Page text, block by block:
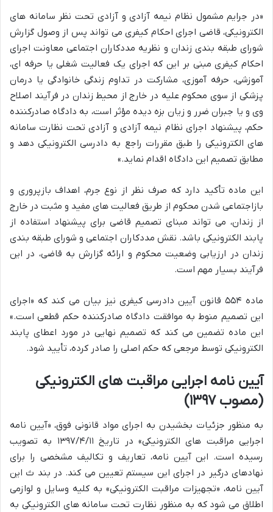
«در جرایم مشمول نظام نیمه آزادی و آزادی تحت نظر سامانه های
الکترونیکی، قاضی اجرای احکام کیفری می تواند پس از وصول گزارش
شورای طبقه بندی زندان و نظریه مددکاران اجتماعی معاونت اجرای
احکام کیفری مبنی بر این که اجرای یک فعالیت شغلی یا حرفه ای،
آموزشی، حرفه آموزی، مشارکت در تداوم زندگی خانوادگی یا درمان
پزشکی از سوی محکوم علیه در خارج از محیط زندان در فرآیند اصلاح
وی و یا جبران ضرر و زیان بزه دیده مؤثر است، به دادگاه صادرکننده
حکم، پیشنهاد اجرای نظام نیمه آزادی و آزادی تحت نظارت سامانه
های الکترونیکی را طبق مقررات راجع به دادرسی الکترونیکی دهد و
مطابق تصمیم این دادگاه اقدام نماید.»
این ماده تأکید دارد که صرف نظر از نوع جرم، اهداف بازپروری و
بازاجتماعی شدن محکوم از طریق فعالیت های مفید و مثبت در خارج
از زندان، می تواند مبنای تصمیم قاضی برای پیشنهاد استفاده از
پابند الکترونیکی باشد. نقش مددکاران اجتماعی و شورای طبقه بندی
زندان در ارزیابی وضعیت محکوم و ارائه گزارش به قاضی، در این
فرآیند بسیار مهم است.
ماده ۵۵۴ قانون آیین دادرسی کیفری نیز بیان می کند که «اجرای
این تصمیم منوط به موافقت دادگاه صادرکننده حکم قطعی است.»
این ماده تضمین می کند که تصمیم نهایی در مورد اعطای پابند
الکترونیکی توسط مرجعی که حکم اصلی را صادر کرده، تأیید شود.
آیین نامه اجرایی مراقبت های الکترونیکی
(مصوب ۱۳۹۷)
به منظور جزئیات بخشیدن به اجرای مواد قانونی فوق، «آیین نامه
اجرایی مراقبت های الکترونیکی» در تاریخ ۱۳۹۷/۴/۱۱ به تصویب
رسیده است. این آیین نامه، تعاریف و تکالیف مشخصی را برای
نهادهای درگیر در اجرای این سیستم تعیین می کند. در بند ث این
آیین نامه، «تجهیزات مراقبت الکترونیکی» به کلیه وسایل و لوازمی
اطلاق می شود که به منظور نظارت تحت سامانه های الکترونیکی به